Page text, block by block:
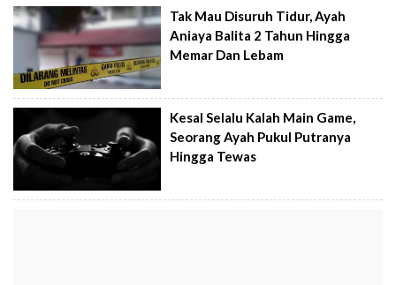
Tak Mau Disuruh Tidur, Ayah
Aniaya Balita 2 Tahun Hingga
Memar Dan Lebam
Kesal Selalu Kalah Main Game,
Seorang Ayah Pukul Putranya
Hingga Tewas